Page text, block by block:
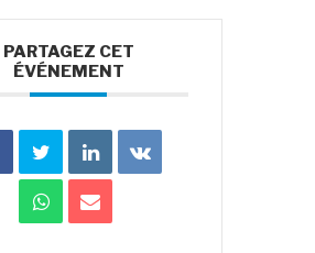
PARTAGEZ CET
ÉVÉNEMENT